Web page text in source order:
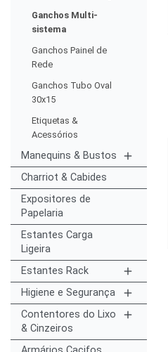
Ganchos Multi-
sistema
Ganchos Painel de
Rede
Ganchos Tubo Oval
30x15
Etiquetas &
Acessórios
Manequins & Bustos add
Charriot & Cabides
Expositores de
Papelaria
Estantes Carga
Ligeira
Estantes Rack
add
Higiene e Segurança add
Contentores do Lixo
& Cinzeiros
add